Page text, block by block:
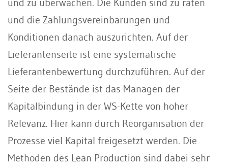
und zu überwachen. Die Kunden sind zu raten
und die Zahlungsvereinbarungen und
Konditionen danach auszurichten. Auf der
Lieferantenseite ist eine systematische
Lieferantenbewertung durchzuführen. Auf der
Seite der Bestände ist das Managen der
Kapitalbindung in der WS-Kette von hoher
Relevanz. Hier kann durch Reorganisation der
Prozesse viel Kapital freigesetzt werden. Die
Methoden des Lean Production sind dabei sehr